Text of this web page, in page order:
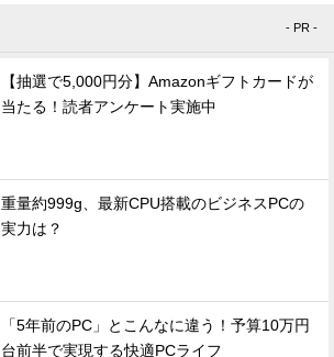
- PR -
【抽選で5,000円分】Amazonギフトカードが
当たる！読者アンケート実施中
重量約999g、最新CPU搭載のビジネスPCの
実力は？
「5年前のPC」とこんなに違う！予算10万円
台前半で実現する快適PCライフ